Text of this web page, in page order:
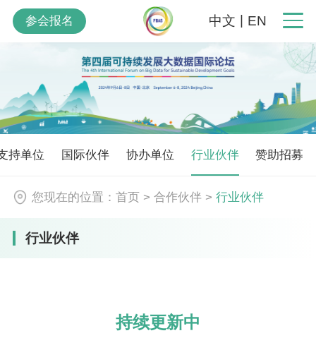
参会报名 中文 EN
持单位 国际伙伴 协办单位 行业伙伴 赞助招募
您现在的位置：首页 >合作伙伴 >行业伙伴
行业伙伴
持续更新中